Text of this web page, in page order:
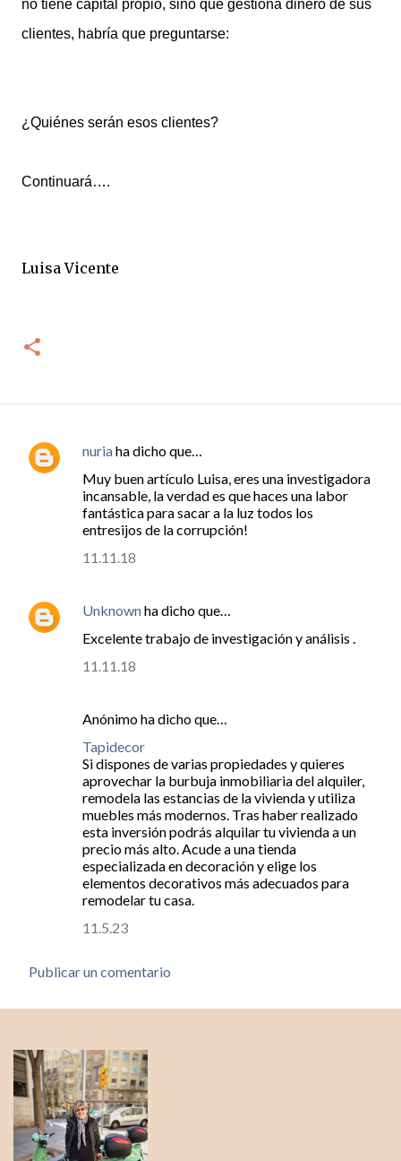
no tiene capital propio, sino que gestiona dinero de sus
clientes, habría que preguntarse:
¿Quiénes serán esos clientes?
Continuará….
Luisa Vicente
C
a
nuriaha dicho que…
Muy buen artículo Luisa, eres una investigadora
incansable, la verdad es que haces una labor
fantástica para sacar a la luz todos los
entresijos de la corrupción!
11.11.18
Unknownha dicho que…
Excelente trabajo de investigación y análisis .
11.11.18
Anónimo ha dicho que…
Tapidecor
Si dispones de varias propiedades y quieres
aprovechar la burbuja inmobiliaria del alquiler,
remodela las estancias de la vivienda y utiliza
muebles más modernos. Tras haber realizado
esta inversión podrás alquilar tu vivienda a un
precio más alto. Acude a una tienda
especializada en decoración y elige los
elementos decorativos más adecuados para
remodelar tu casa.
11.5.23
Publicar un comentario